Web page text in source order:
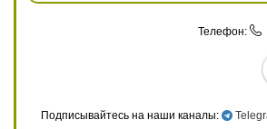
Телефон:
Подписывайтесь на наши каналы: